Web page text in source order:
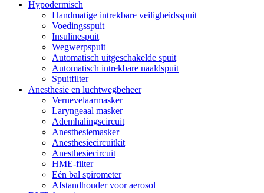
Hypodermisch
Handmatige intrekbare veiligheidsspuit
Voedingsspuit
Insulinespuit
Wegwerpspuit
Automatisch uitgeschakelde spuit
Automatisch intrekbare naaldspuit
Spuitfilter
Anesthesie en luchtwegbeheer
Vernevelaarmasker
Laryngeaal masker
Ademhalingscircuit
Anesthesiemasker
Anesthesiecircuitkit
Anesthesiecircuit
HME-filter
Eén bal spirometer
Afstandhouder voor aerosol